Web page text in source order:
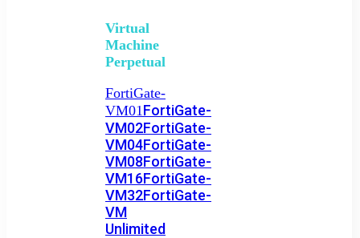
Virtual
Machine
Perpetual
FortiGate-
VM01FortiGate-
VM02FortiGate-
VM04FortiGate-
VM08FortiGate-
VM16FortiGate-
VM32FortiGate-
VM
Unlimited